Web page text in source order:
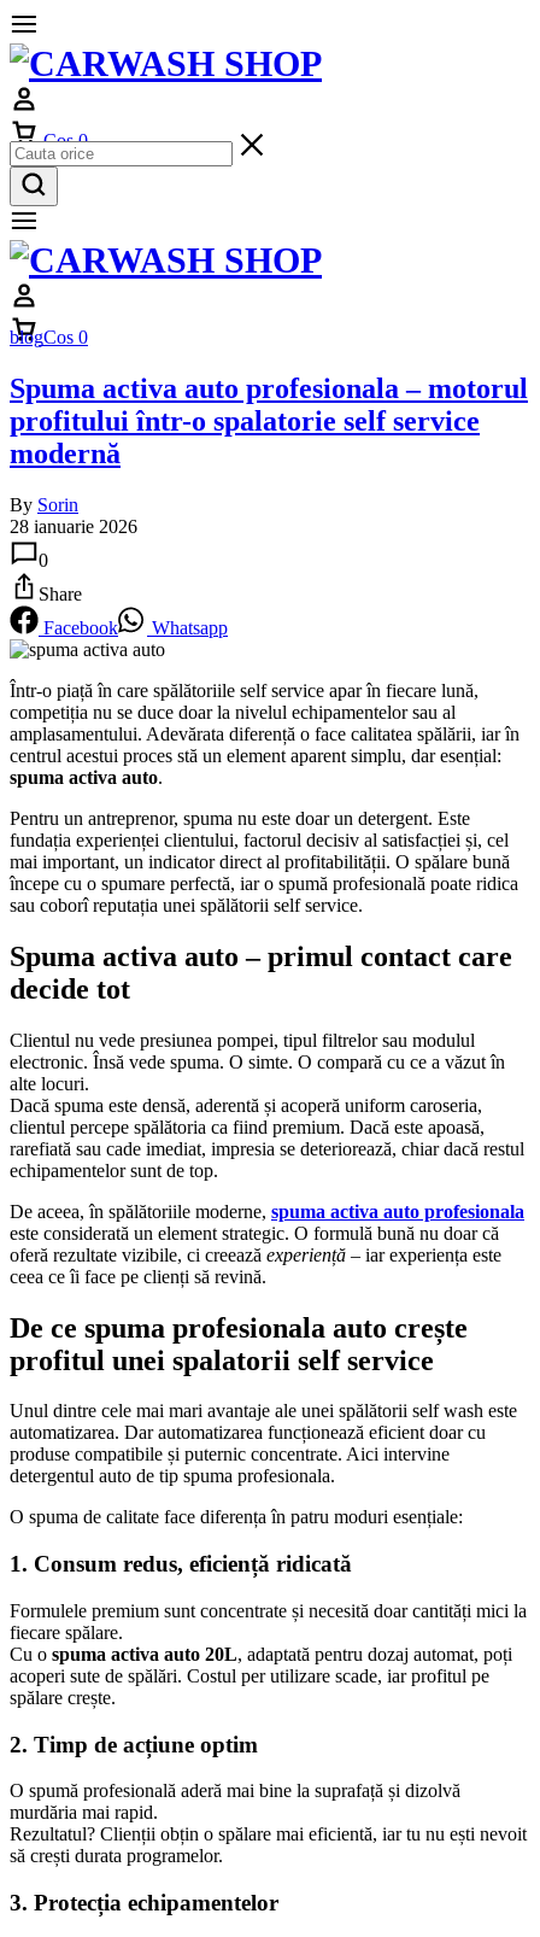
Cos 0
Cos 0
blog
Spuma activa auto profesionala – motorul
profitului într-o spalatorie self service
modernă
By Sorin
28 ianuarie 2026
0
Share
Facebook
Whatsapp
Într-o piață în care spălătoriile self service apar în fiecare lună,
competiția nu se duce doar la nivelul echipamentelor sau al
amplasamentului. Adevărata diferență o face calitatea spălării, iar în
centrul acestui proces stă un element aparent simplu, dar esențial:
spuma activa auto.
Pentru un antreprenor, spuma nu este doar un detergent. Este
fundația experienței clientului, factorul decisiv al satisfacției și, cel
mai important, un indicator direct al profitabilității. O spălare bună
începe cu o spumare perfectă, iar o spumă profesională poate ridica
sau coborî reputația unei spălătorii self service.
Spuma activa auto – primul contact care
decide tot
Clientul nu vede presiunea pompei, tipul filtrelor sau modulul
electronic. Însă vede spuma. O simte. O compară cu ce a văzut în
alte locuri.
Dacă spuma este densă, aderentă și acoperă uniform caroseria,
clientul percepe spălătoria ca fiind premium. Dacă este apoasă,
rarefiată sau cade imediat, impresia se deteriorează, chiar dacă restul
echipamentelor sunt de top.
De aceea, în spălătoriile moderne, spuma activa auto profesionala
este considerată un element strategic. O formulă bună nu doar că
oferă rezultate vizibile, ci creează experiență – iar experiența este
ceea ce îi face pe clienți să revină.
De ce spuma profesionala auto crește
profitul unei spalatorii self service
Unul dintre cele mai mari avantaje ale unei spălătorii self wash este
automatizarea. Dar automatizarea funcționează eficient doar cu
produse compatibile și puternic concentrate. Aici intervine
detergentul auto de tip spuma profesionala.
O spuma de calitate face diferența în patru moduri esențiale:
1. Consum redus, eficiență ridicată
Formulele premium sunt concentrate și necesită doar cantități mici la
fiecare spălare.
Cu o spuma activa auto 20L, adaptată pentru dozaj automat, poți
acoperi sute de spălări. Costul per utilizare scade, iar profitul pe
spălare crește.
2. Timp de acțiune optim
O spumă profesională aderă mai bine la suprafață și dizolvă
murdăria mai rapid.
Rezultatul? Clienții obțin o spălare mai eficientă, iar tu nu ești nevoit
să crești durata programelor.
3. Protecția echipamentelor